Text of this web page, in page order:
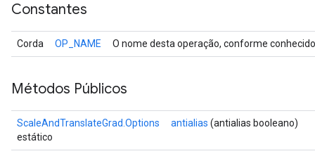
Constantes
Corda OP_NAME O nome desta operação, conforme
Métodos Públicos
ScaleAndTranslateGrad.Options
estático
antialias (antialias booleano)